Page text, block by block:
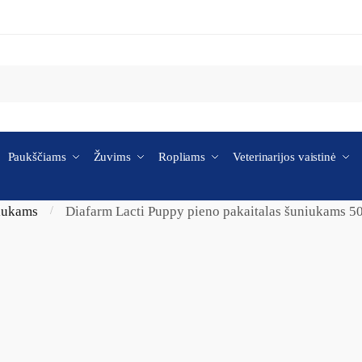
Paukščiams Žuvims Ropliams Veterinarijos vaistinė
/ Diafarm Lacti Puppy pieno pakaitalas šuniukams